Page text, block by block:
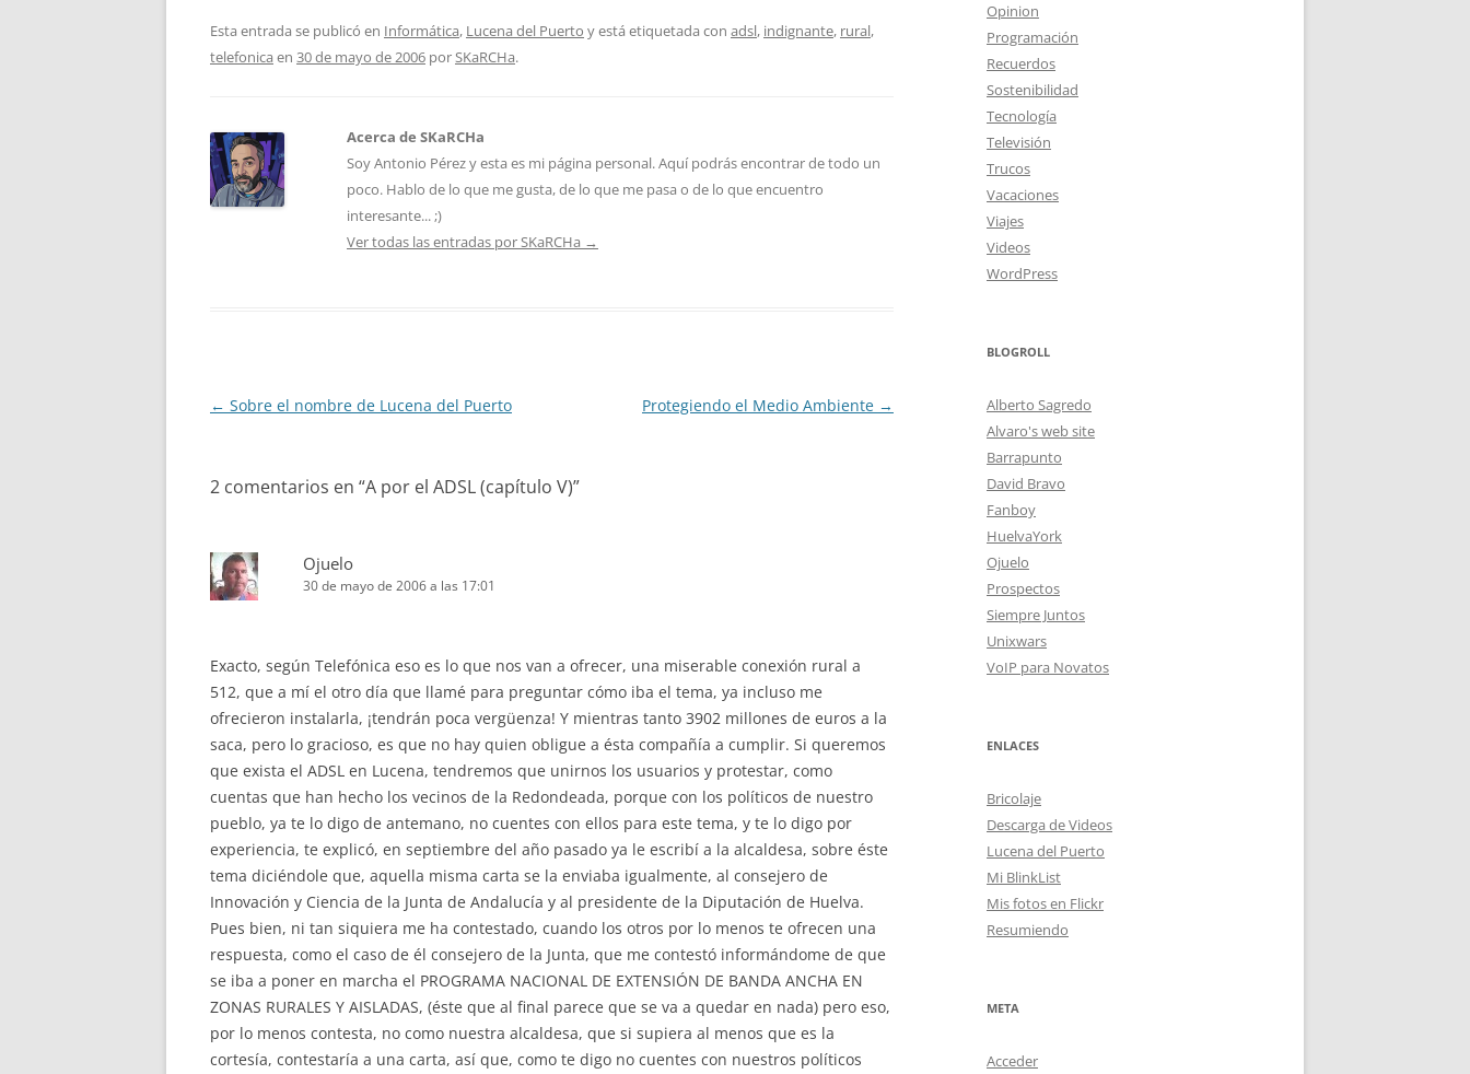
Esta entrada se publicó en Informática, Lucena del Puerto y está etiquetada con adsl, indignante, rural,
telefonica en 30 de mayo de 2006 porSKaRCHa.
Acerca de SKaRCHa
Soy Antonio Pérez y esta es mi página personal. Aquí podrás encontrar de todo un
poco. Hablo de lo que me gusta, de lo que me pasa o de lo que encuentro
interesante... ;)
Ver todas las entradas por SKaRCHa →
Navegación
← Sobre el nombre de Lucena del Puerto Protegiendo el Medio Ambiente →
2 comentarios en “A por el ADSL (capítulo V)”
Ojuelo
30 de mayo de 2006 a las 17:01
Exacto, según Telefónica eso es lo que nos van a ofrecer, una miserable conexión rural a
512, que a mí el otro día que llamé para preguntar cómo iba el tema, ya incluso me
ofrecieron instalarla, ¡tendrán poca vergüenza! Y mientras tanto 3902 millones de euros a la
saca, pero lo gracioso, es que no hay quien obligue a ésta compañía a cumplir. Si queremos
que exista el ADSL en Lucena, tendremos que unirnos los usuarios y protestar, como
cuentas que han hecho los vecinos de la Redondeada, porque con los políticos de nuestro
pueblo, ya te lo digo de antemano, no cuentes con ellos para este tema, y te lo digo por
experiencia, te explicó, en septiembre del año pasado ya le escribí a la alcaldesa, sobre éste
tema diciéndole que, aquella misma carta se la enviaba igualmente, al consejero de
Innovación y Ciencia de la Junta de Andalucía y al presidente de la Diputación de Huelva.
Pues bien, ni tan siquiera me ha contestado, cuando los otros por lo menos te ofrecen una
respuesta, como el caso de él consejero de la Junta, que me contestó informándome de que
se iba a poner en marcha el PROGRAMA NACIONAL DE EXTENSIÓN DE BANDA ANCHA EN
ZONAS RURALES Y AISLADAS, (éste que al final parece que se va a quedar en nada) pero eso,
por lo menos contesta, no como nuestra alcaldesa, que si supiera al menos que es la
cortesía, contestaría a una carta, así que, como te digo no cuentes con nuestros políticos
Opinion
Programación
Recuerdos
Sostenibilidad
Tecnología
Televisión
Trucos
Vacaciones
Viajes
Videos
WordPress
BLOGROLL
Alberto Sagredo
Alvaro's web site
Barrapunto
David Bravo
Fanboy
HuelvaYork
Ojuelo
Prospectos
Siempre Juntos
Unixwars
VoIP para Novatos
ENLACES
Bricolaje
Descarga de Videos
Lucena del Puerto
Mi BlinkList
Mis fotos en Flickr
Resumiendo
META
Acceder